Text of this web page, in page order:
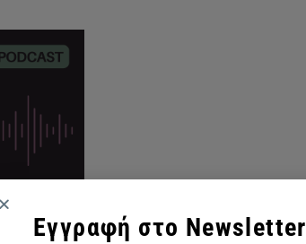
Εγγραφή στο Newsletter